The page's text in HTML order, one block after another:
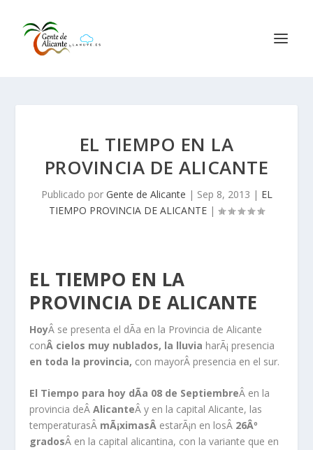
EL TIEMPO EN LA
PROVINCIA DE ALICANTE
Publicado por Gente de Alicante | Sep 8, 2013 | EL
TIEMPO PROVINCIA DE ALICANTE |
EL TIEMPO EN LA
PROVINCIA DE ALICANTE
HoyÂ se presenta el dÃ­a en la Provincia de Alicante
conÂ cielos muy nublados, la lluvia harÃ¡ presencia
en toda la provincia, con mayorÂ presencia en el sur.
El Tiempo para hoy dÃ­a 08 de SeptiembreÂ en la
provincia deÂAlicanteÂ y en la capital Alicante, las
temperaturasÂ mÃ¡ximasÂ estarÃ¡n en losÂ 26Âº
gradosÂ en la capital alicantina, con la variante que en